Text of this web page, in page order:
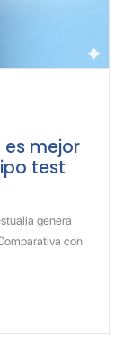
es mejor
test
genera
con